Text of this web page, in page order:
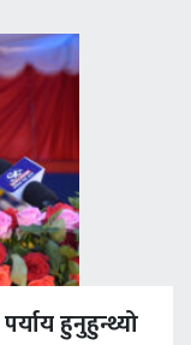
हुनुहुन्थ्यो